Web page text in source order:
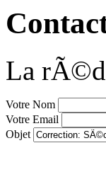
La
Votre Nom
Votre Email
Objet